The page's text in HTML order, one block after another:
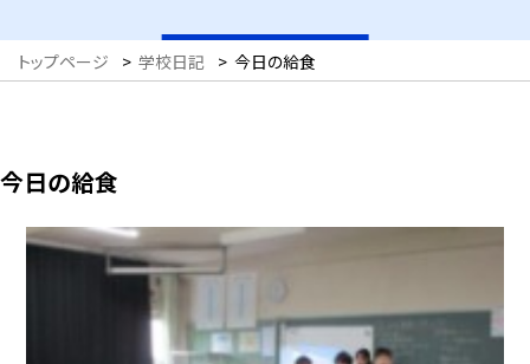
トップページ > 学校日記 > 今日の給食
今日の給食